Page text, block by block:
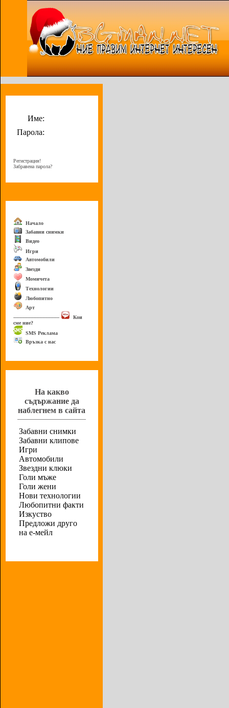
Име:
Парола:
Регистрация!
Забравена парола?
Начало
Забавни снимки
Видео
Игри
Автомобили
Звезди
Момичета
Технологии
Любопитно
Арт
------------------------------
Кои
сме ние?
SMS Реклама
Връзка с нас
На какво
съдържание да
наблегнем в сайта
Забавни снимки
Забавни клипове
Игри
Автомобили
Звездни клюки
Голи мъже
Голи жени
Нови технологии
Любопитни факти
Изкуство
Предложи друго
на е-мейл